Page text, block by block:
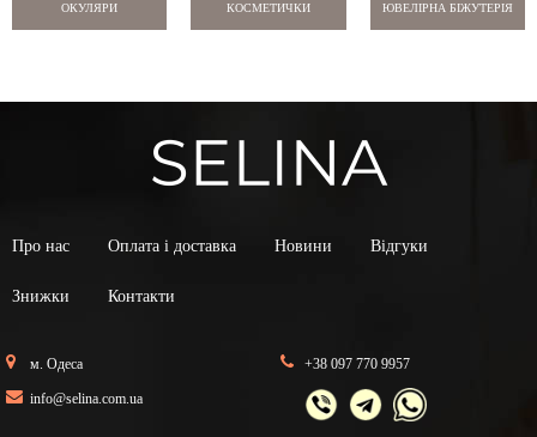
ОКУЛЯРИ КОСМЕТИЧКИ ЮВЕЛІРНА БІЖУТЕРІЯ
Про нас Оплата і доставка Новини Відгуки
Знижки Контакти
м. Одеса
info@selina.com.ua
+38 097 770 9957